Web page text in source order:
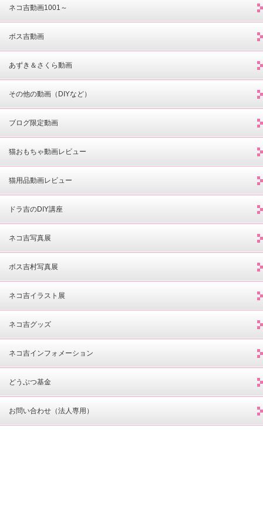
ネコ吉動画1001～
ボス吉動画
あずき＆さくら動画
その他の動画（DIYなど）
ブログ限定動画
猫おもちゃ動画レビュー
猫用品動画レビュー
ドラ吉のDIY講座
ネコ吉写真展
ボス吉村写真展
ネコ吉イラスト展
ネコ吉グッズ
ネコ吉インフォメーション
どうぶつ基金
お問い合わせ（法人専用）